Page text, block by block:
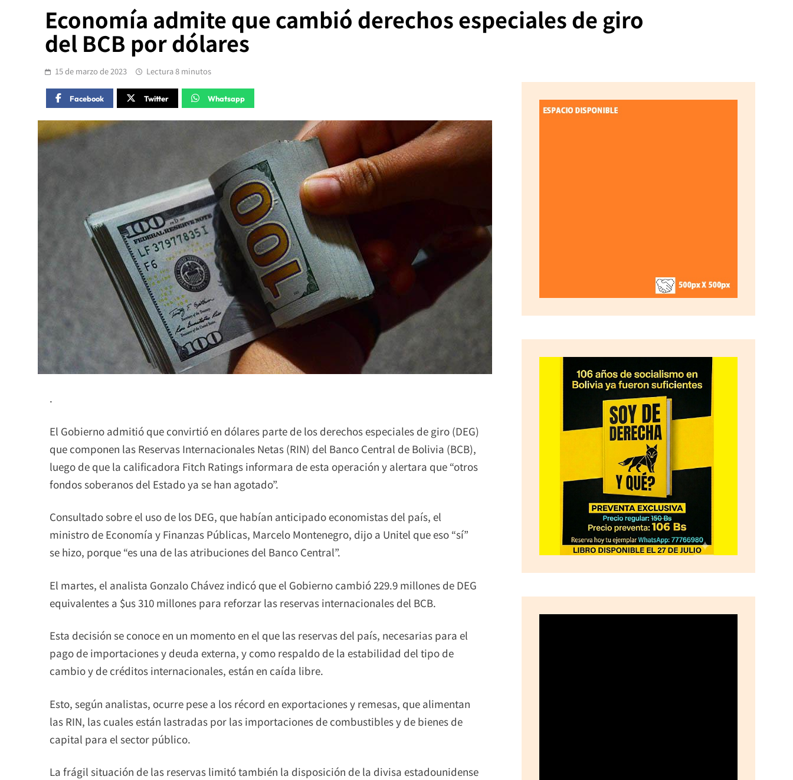
Economía admite que cambió derechos especiales de giro
del BCB por dólares
15 de marzo de 2023 Lectura 8 minutos
Facebook Twitter Whatsapp
.
El Gobierno admitió que convirtió en dólares parte de los derechos especiales de giro (DEG)
que componen las Reservas Internacionales Netas (RIN) del Banco Central de Bolivia (BCB),
luego de que la calificadora Fitch Ratings informara de esta operación y alertara que “otros
fondos soberanos del Estado ya se han agotado”.
Consultado sobre el uso de los DEG, que habían anticipado economistas del país, el
ministro de Economía y Finanzas Públicas, Marcelo Montenegro, dijo a Unitel que eso “sí”
se hizo, porque “es una de las atribuciones del Banco Central”.
El martes, el analista Gonzalo Chávez indicó que el Gobierno cambió 229.9 millones de DEG
equivalentes a $us 310 millones para reforzar las reservas internacionales del BCB.
Esta decisión se conoce en un momento en el que las reservas del país, necesarias para el
pago de importaciones y deuda externa, y como respaldo de la estabilidad del tipo de
cambio y de créditos internacionales, están en caída libre.
Esto, según analistas, ocurre pese a los récord en exportaciones y remesas, que alimentan
las RIN, las cuales están lastradas por las importaciones de combustibles y de bienes de
capital para el sector público.
La frágil situación de las reservas limitó también la disposición de la divisa estadounidense